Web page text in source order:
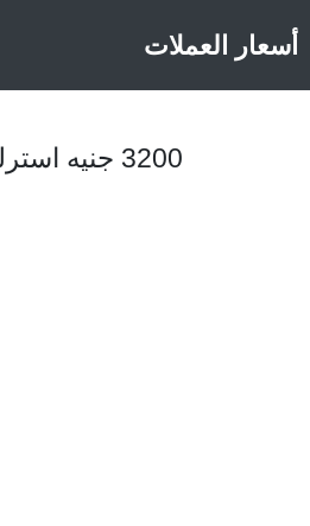
أسعار العملات
3200 جنيه استرليني كم درهم إماراتي